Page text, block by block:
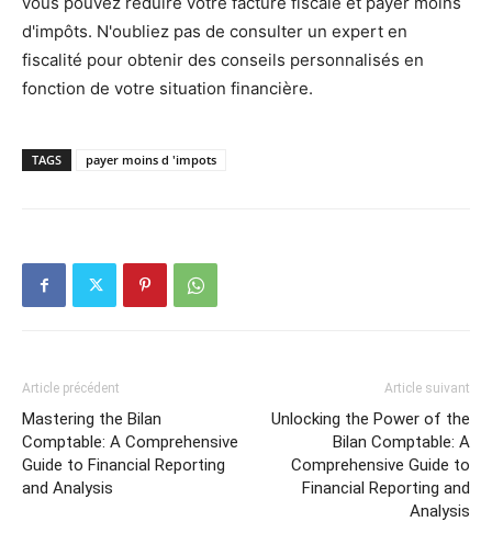
d'impôts. N'oubliez pas de consulter un expert en
fiscalité pour obtenir des conseils personnalisés en
fonction de votre situation financière.
TAGS payer moins d 'impots
Article précédent
Mastering the Bilan
Comptable: A Comprehensive
Guide to Financial Reporting
and Analysis
Article suivant
Unlocking the Power of the
Bilan Comptable: A
Comprehensive Guide to
Financial Reporting and
Analysis